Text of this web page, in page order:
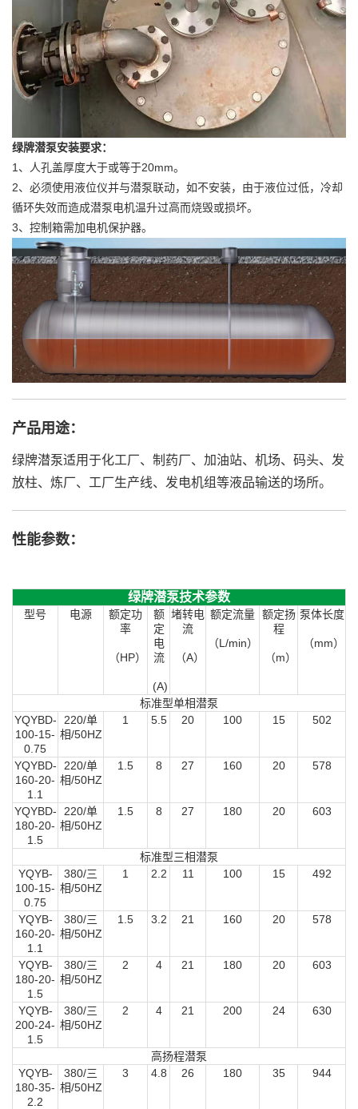
绿牌潜泵安装要求：
1、人孔盖厚度大于或等于20mm。
2、必须使用液位仪并与潜泵联动，如不安装，由于液位过低，冷却
循环失效而造成潜泵电机温升过高而烧毁或损坏。
3、控制箱需加电机保护器。
产品用途：
绿牌潜泵适用于化工厂、制药厂、加油站、机场、码头、发
放柱、炼厂、工厂生产线、发电机组等液品输送的场所。
性能参数：
绿牌潜泵技术参数
型号 电源
额定功
率
（HP）
额
定
电
流
(A)
堵转电
流
（A）
额定流量
（L/min）
额定扬
程
（m）
泵体长度
（mm）
标准型单相潜泵
YQYBD-
100-15-
0.75
220/单
相/50HZ
1 5.5 20 100 15 502
YQYBD-
160-20-
1.1
220/单
相/50HZ
1.5 8 27 160 20 578
YQYBD-
180-20-
1.5
220/单
相/50HZ
1.5 8 27 180 20 603
标准型三相潜泵
YQYB-
100-15-
0.75
380/三
相/50HZ
1 2.2 11 100 15 492
YQYB-
160-20-
1.1
380/三
相/50HZ
1.5 3.2 21 160 20 578
YQYB-
180-20-
1.5
380/三
相/50HZ
2 4 21 180 20 603
YQYB-
200-24-
1.5
380/三
相/50HZ
2 4 21 200 24 630
高扬程潜泵
YQYB-
180-35-
2.2
380/三
相/50HZ
3 4.8 26 180 35 944